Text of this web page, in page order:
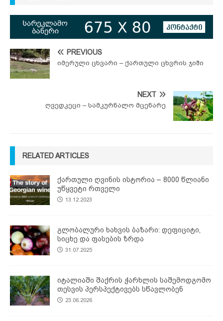
PREVIOUS
იმერული ცხვარი – ქართული ცხვრის ჯიში
NEXT
ღვედკეცი – სამკურნალო მცენარე
RELATED ARTICLES
ქართული ღვინის ისტორია – 8000 წლიანი
უწყვეტი რთველი
13.12.2023
გლობალური ხახვის ბაზარი: დეფიციტი,
სიცხე და ფასების ზრდა
31.07.2025
იტალიაში შაქრის ჭარხლის საშემოდგომო
თესვის პერსპექტივებს სწავლობენ
23.06.2026